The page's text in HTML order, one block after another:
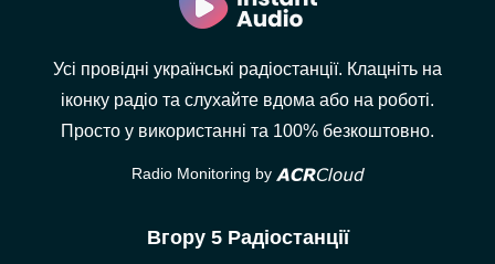
Усі провідні українські радіостанції. Клацніть на
іконку радіо та слухайте вдома або на роботі.
Просто у використанні та 100% безкоштовно.
Radio Monitoring by
Вгору 5 Радіостанції